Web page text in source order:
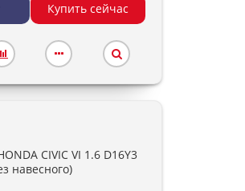
Купить сейчас